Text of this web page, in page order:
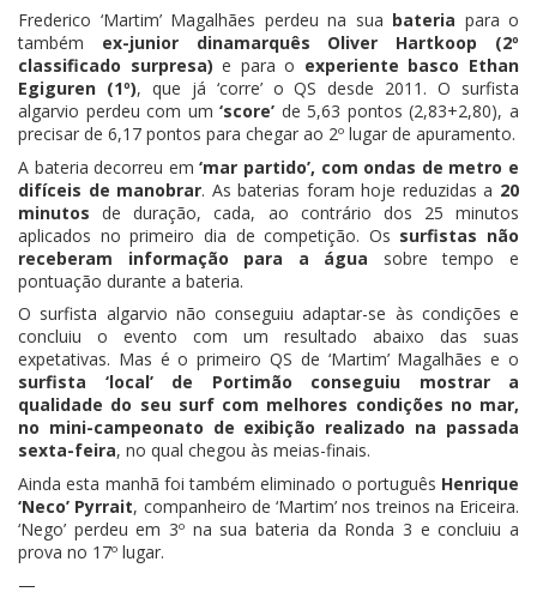
Frederico ‘Martim’ Magalhães perdeu na sua bateria para o
também ex-junior dinamarquês Oliver Hartkoop (2º
classificado surpresa) e para o experiente basco Ethan
Egiguren (1º), que já ‘corre’ o QS desde 2011. O surfista
algarvio perdeu com um‘score’ de 5,63 pontos (2,83+2,80), a
precisar de 6,17 pontos para chegar ao 2º lugar de apuramento.
A bateria decorreu em‘mar partido’, com ondas de metro e
difíceis de manobrar. As baterias foram hoje reduzidas a 20
minutos de duração, cada, ao contrário dos 25 minutos
aplicados no primeiro dia de competição. Os surfistas não
receberam informação para a água sobre tempo e
pontuação durante a bateria.
O surfista algarvio não conseguiu adaptar-se às condições e
concluiu o evento com um resultado abaixo das suas
expetativas. Mas é o primeiro QS de ‘Martim’ Magalhães e o
surfista ‘local’ de Portimão conseguiu mostrar a
qualidade do seu surf com melhores condições no mar,
no mini-campeonato de exibição realizado na passada
sexta-feira, no qual chegou às meias-finais.
Ainda esta manhã foi também eliminado o português Henrique
‘Neco’ Pyrrait, companheiro de ‘Martim’ nos treinos na Ericeira.
‘Nego’ perdeu em 3º na sua bateria da Ronda 3 e concluiu a
prova no 17º lugar.
—